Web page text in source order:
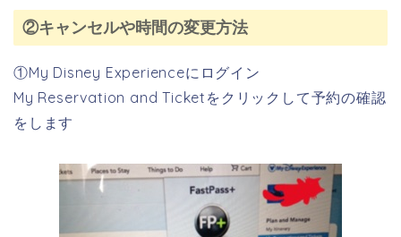
②キャンセルや時間の変更方法
①My Disney Experienceにログイン
My Reservation and Ticketをクリックして予約の確認
をします